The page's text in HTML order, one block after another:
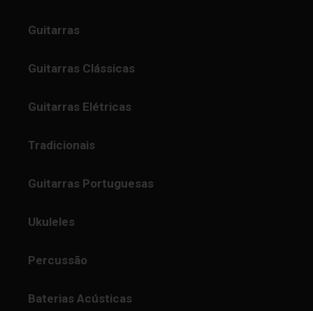
Guitarras
Guitarras Clássicas
Guitarras Elétricas
Tradicionais
Guitarras Portuguesas
Ukuleles
Percussão
Baterias Acústicas